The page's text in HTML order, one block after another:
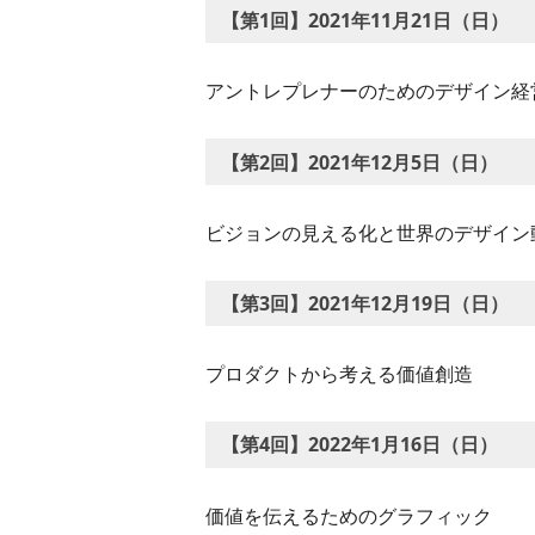
【第1回】2021年11月21日（日）
アントレプレナーのためのデザイン経
【第2回】2021年12月5日（日）
ビジョンの見える化と世界のデザイ
【第3回】2021年12月19日（日）
プロダクトから考える価値創造
【第4回】2022年1月16日（日）
価値を伝えるためのグラフィック